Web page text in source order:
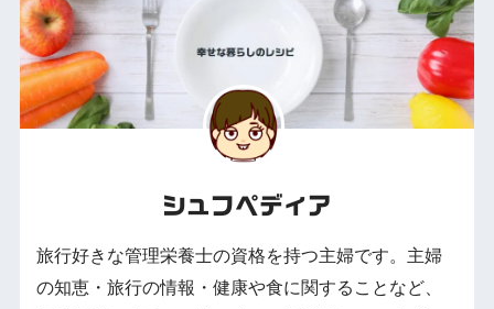
シュフペディア
旅行好きな管理栄養士の資格を持つ主婦です。主婦
の知恵・旅行の情報・健康や食に関することなど、